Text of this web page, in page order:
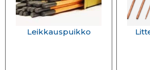
Leikkauspuikko